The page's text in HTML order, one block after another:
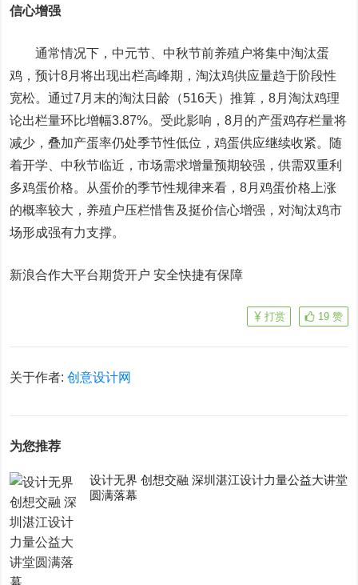
信心增强
通常情况下，中元节、中秋节前养殖户将集中淘汰蛋
鸡，预计8月将出现出栏高峰期，淘汰鸡供应量趋于阶段性
宽松。通过7月末的淘汰日龄（516天）推算，8月淘汰鸡理
论出栏量环比增幅3.87%。受此影响，8月的产蛋鸡存栏量将
减少，叠加产蛋率仍处季节性低位，鸡蛋供应继续收紧。随
着开学、中秋节临近，市场需求增量预期较强，供需双重利
多鸡蛋价格。从蛋价的季节性规律来看，8月鸡蛋价格上涨
的概率较大，养殖户压栏惜售及挺价信心增强，对淘汰鸡市
场形成强有力支撑。
新浪合作大平台期货开户 安全快捷有保障
19 赞
打赏
关于作者:创意设计网
为您推荐
设计无界 创想交融 深圳湛江设计力量公益大讲堂
圆满落幕